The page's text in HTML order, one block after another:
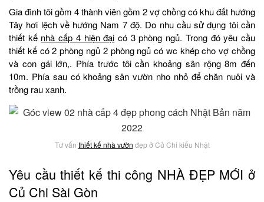
Gia đình tôi gồm 4 thành viên gồm 2 vợ chồng có khu đất hướng
Tây hơi lệch về hướng Nam 7 độ. Do nhu cầu sử dụng tôi cần
thiết kế nhà cấp 4 hiện đại có 3 phòng ngủ. Trong đó yêu cầu
thiết kế có 2 phòng ngủ 2 phòng ngủ có wc khép cho vợ chồng
và con gái lớn,. Phía trước tôi cần khoảng sân rộng 8m đến
10m. Phía sau có khoảng sân vườn nho nhỏ để chăn nuôi và
trồng rau xanh.
Tư vấn thiết kế nhà vườn đẹp ở Củ Chi kiểu Nhật
Yêu cầu thiết kế thi công NHÀ ĐẸP MỚI ở
Củ Chi Sài Gòn